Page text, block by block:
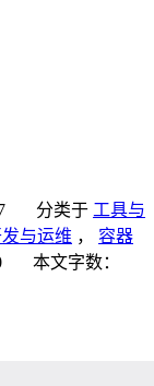
分类于 工具与
与运维 ， 容器
本文字数：